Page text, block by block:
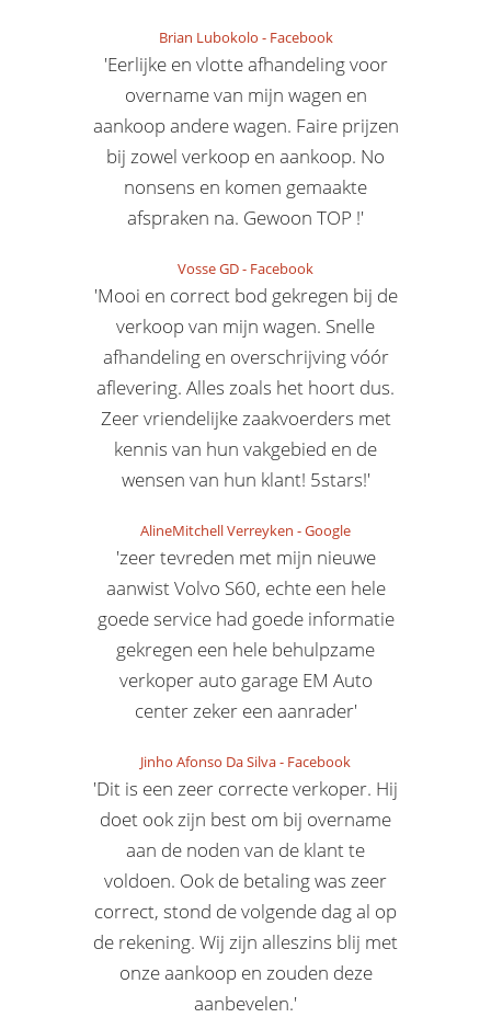
Brian Lubokolo - Facebook
'Eerlijke en vlotte afhandeling voor
overname van mijn wagen en
aankoop andere wagen. Faire prijzen
bij zowel verkoop en aankoop. No
nonsens en komen gemaakte
afspraken na. Gewoon TOP !'
Vosse GD- Facebook
'Mooi en correct bod gekregen bij de
verkoop van mijn wagen. Snelle
afhandeling en overschrijving vóór
aflevering. Alles zoals het hoort dus.
Zeer vriendelijke zaakvoerders met
kennis van hun vakgebied en de
wensen van hun klant! 5stars!'
AlineMitchell Verreyken -Google
'zeer tevreden met mijn nieuwe
aanwist Volvo S60, echte een hele
goede service had goede informatie
gekregen een hele behulpzame
verkoper auto garage EM Auto
center zeker een aanrader'
Jinho Afonso Da Silva- Facebook
'Dit is een zeer correcte verkoper. Hij
doet ook zijn best om bij overname
aan de noden van de klant te
voldoen. Ook de betaling was zeer
correct, stond de volgende dag al op
de rekening. Wij zijn alleszins blij met
onze aankoop en zouden deze
aanbevelen.'